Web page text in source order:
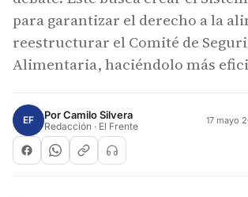
para garantizar el derecho a la
reestructurar el Comité de
Alimentaria, haciéndolo más
EF PorCamilo Silvera
Redacción · El Frente 17 mayo